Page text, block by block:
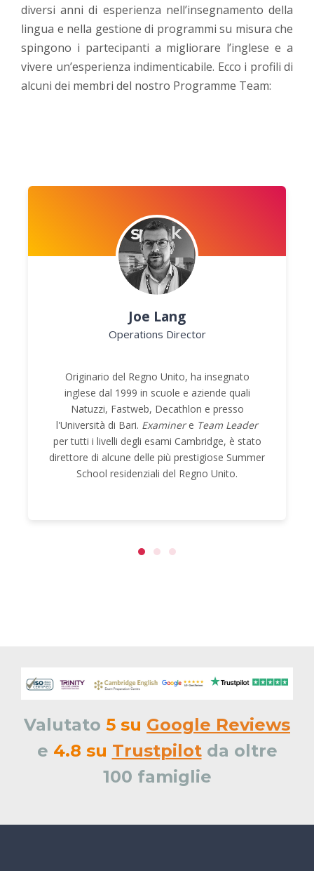
diversi anni di esperienza nell’insegnamento della
lingua e nella gestione di programmi su misura che
spingono i partecipanti a migliorare l’inglese e a
vivere un’esperienza indimenticabile. Ecco i profili di
alcuni dei membri del nostro Programme Team:
Joe Lang
Operations Director
Originario del Regno Unito, ha insegnato
inglese dal 1999 in scuole e aziende quali
Natuzzi, Fastweb, Decathlon e presso
l'Università di Bari. Examinere Team Leader
per tutti i livelli degli esami Cambridge, è stato
direttore di alcune delle più prestigiose Summer
School residenziali del Regno Unito.
Valutato 5 su Google Reviews
e 4.8 su Trustpilotda oltre
100 famiglie